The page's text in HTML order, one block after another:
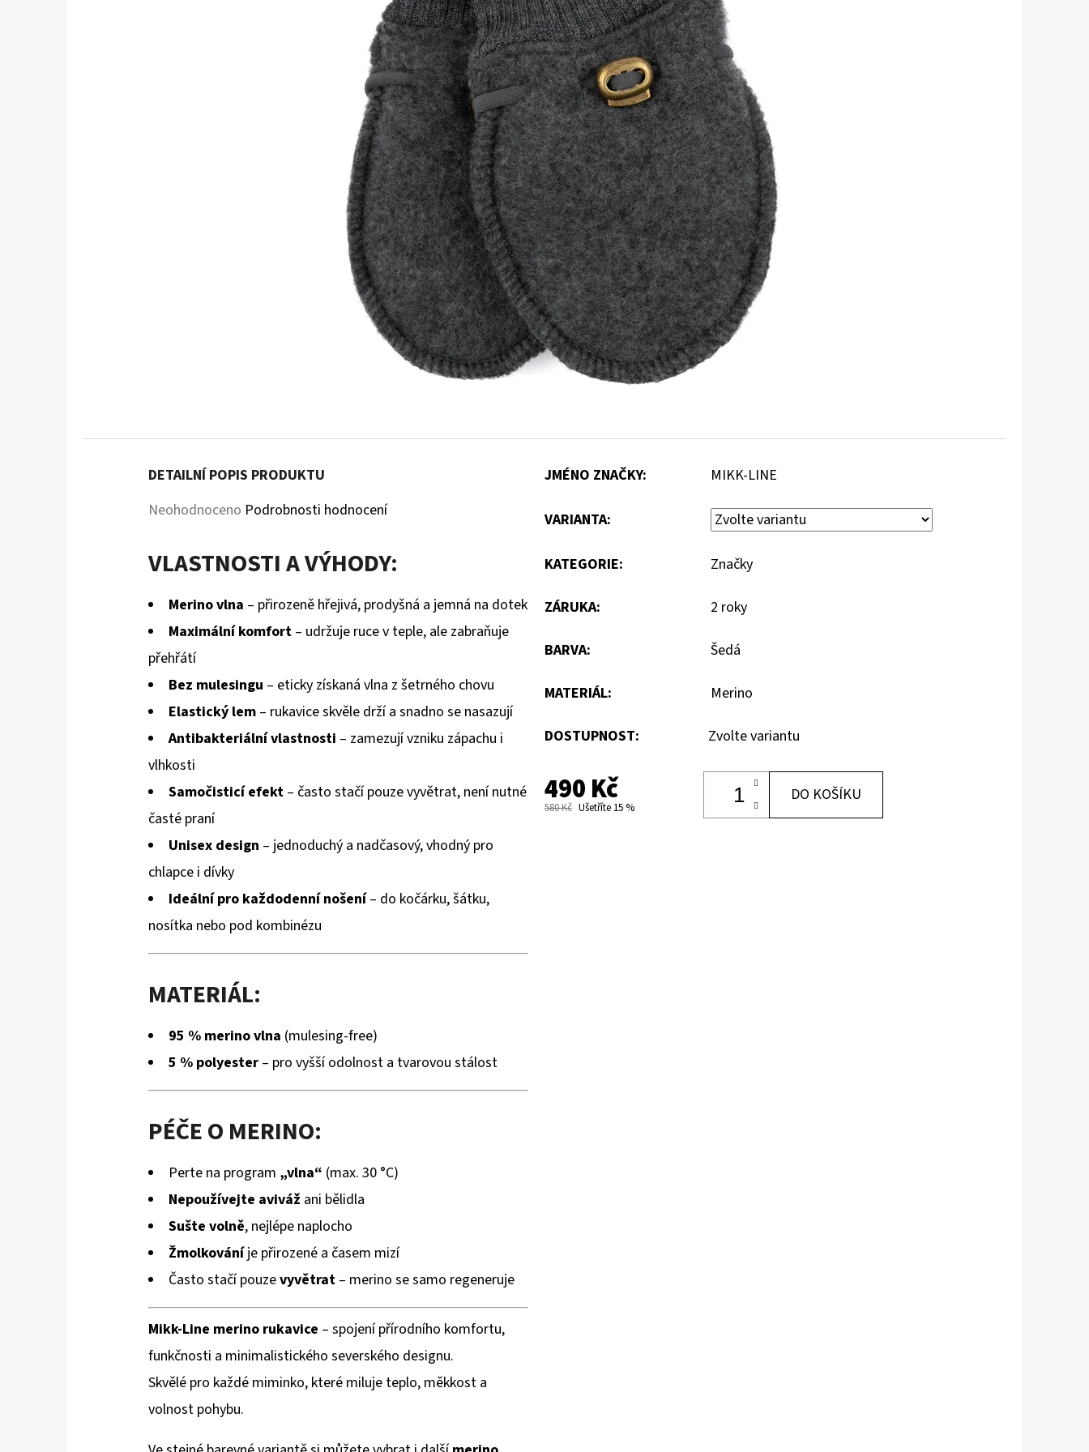
DETAILNÍ POPIS PRODUKTU
Průměrné
produktu
5
hvězdiček.
Neohodnoceno Podrobnosti hodnocení
VLASTNOSTI A VÝHODY:
Merino vlna – přirozeně hřejivá, prodyšná a jemná na dotek
Maximální komfort – udržuje ruce v teple, ale zabraňuje
přehřátí
Bez mulesingu – eticky získaná vlna z šetrného chovu
Elastický lem – rukavice skvěle drží a snadno se nasazují
Antibakteriální vlastnosti – zamezují vzniku zápachu i
vlhkosti
Samočisticí efekt – často stačí pouze vyvětrat, není nutné
časté praní
Unisex design – jednoduchý a nadčasový, vhodný pro
chlapce i dívky
Ideální pro každodenní nošení– do kočárku, šátku,
nosítka nebo pod kombinézu
MATERIÁL:
95 % merino vlna (mulesing-free)
5 % polyester – pro vyšší odolnost a tvarovou stálost
PÉČE O MERINO:
Perte na program „vlna“ (max. 30 °C)
Nepoužívejte aviváž ani bělidla
Sušte volně, nejlépe naplocho
Žmolkováníje přirozené a časem mizí
Často stačí pouzevyvětrat – merino se samo regeneruje
Mikk-Line merino rukavice – spojení přírodního komfortu,
funkčnosti a minimalistického severského designu.
Skvělé pro každé miminko, které miluje teplo, měkkost a
volnost pohybu.
JMÉNO ZNAČKY: MIKK-LINE
VARIANTA:
KATEGORIE: Značky
ZÁRUKA: 2 roky
BARVA: Šedá
MATERIÁL: Merino
DOSTUPNOST: Zvolte variantu
490 Kč
580 Kč Ušetříte 15 %
DO KOŠÍKU